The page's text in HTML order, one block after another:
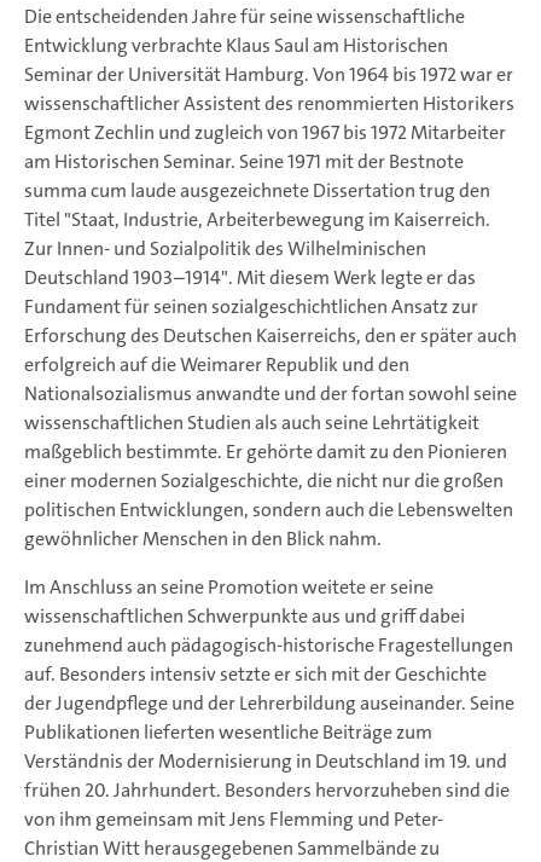
Die entscheidenden Jahre für seine wissenschaftliche
Entwicklung verbrachte Klaus Saul am Historischen
Seminar der Universität Hamburg. Von 1964 bis 1972 war er
wissenschaftlicher Assistent des renommierten Historikers
Egmont Zechlin und zugleich von 1967 bis 1972 Mitarbeiter
am Historischen Seminar. Seine 1971 mit der Bestnote
summa cum laude ausgezeichnete Dissertation trug den
Titel "Staat, Industrie, Arbeiterbewegung im Kaiserreich.
Zur Innen- und Sozialpolitik des Wilhelminischen
Deutschland 1903–1914". Mit diesem Werk legte er das
Fundament für seinen sozialgeschichtlichen Ansatz zur
Erforschung des Deutschen Kaiserreichs, den er später auch
erfolgreich auf die Weimarer Republik und den
Nationalsozialismus anwandte und der fortan sowohl seine
wissenschaftlichen Studien als auch seine Lehrtätigkeit
maßgeblich bestimmte. Er gehörte damit zu den Pionieren
einer modernen Sozialgeschichte, die nicht nur die großen
politischen Entwicklungen, sondern auch die Lebenswelten
gewöhnlicher Menschen in den Blick nahm.
Im Anschluss an seine Promotion weitete er seine
wissenschaftlichen Schwerpunkte aus und griff dabei
zunehmend auch pädagogisch-historische Fragestellungen
auf. Besonders intensiv setzte er sich mit der Geschichte
der Jugendpflege und der Lehrerbildung auseinander. Seine
Publikationen lieferten wesentliche Beiträge zum
Verständnis der Modernisierung in Deutschland im 19. und
frühen 20. Jahrhundert. Besonders hervorzuheben sind die
von ihm gemeinsam mit Jens Flemming und Peter-
Christian Witt herausgegebenen Sammelbände zu